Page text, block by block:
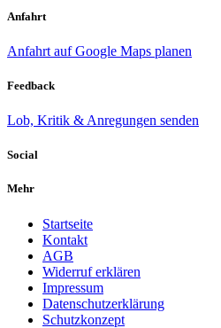
Anfahrt
Anfahrt auf Google Maps planen
Feedback
Lob, Kritik & Anregungen senden
Social
Mehr
Startseite
Kontakt
AGB
Widerruf erklären
Impressum
Datenschutzerklärung
Schutzkonzept